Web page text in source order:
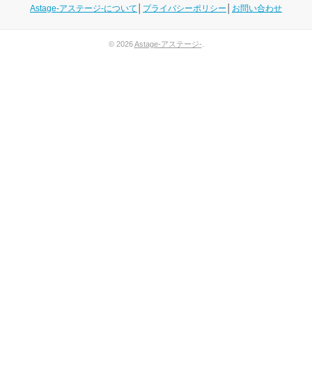
Astage-アステージ-について プライバシーポリシー お問い合わせ
© 2026Astage-アステージ-